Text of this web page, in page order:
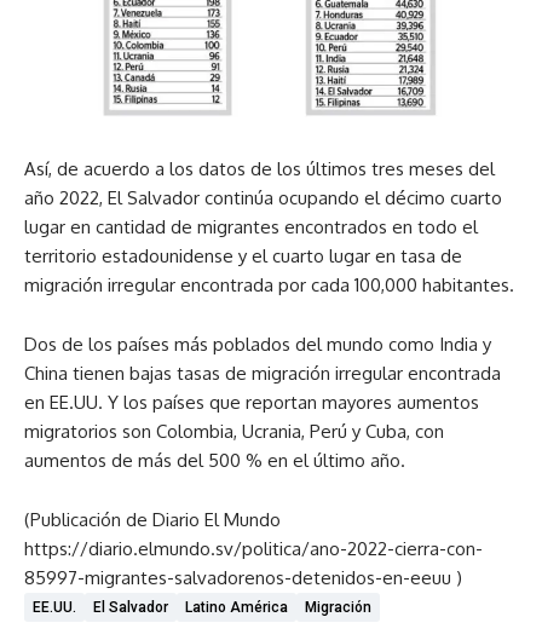
Así, de acuerdo a los datos de los últimos tres meses del
año 2022, El Salvador continúa ocupando el décimo cuarto
lugar en cantidad de migrantes encontrados en todo el
territorio estadounidense y el cuarto lugar en tasa de
migración irregular encontrada por cada 100,000 habitantes.
Dos de los países más poblados del mundo como India y
China tienen bajas tasas de migración irregular encontrada
en EE.UU. Y los países que reportan mayores aumentos
migratorios son Colombia, Ucrania, Perú y Cuba, con
aumentos de más del 500 % en el último año.
(Publicación de Diario El Mundo
https://diario.elmundo.sv/politica/ano-2022-cierra-con-
85997-migrantes-salvadorenos-detenidos-en-eeuu )
EE.UU. El Salvador Latino América Migración